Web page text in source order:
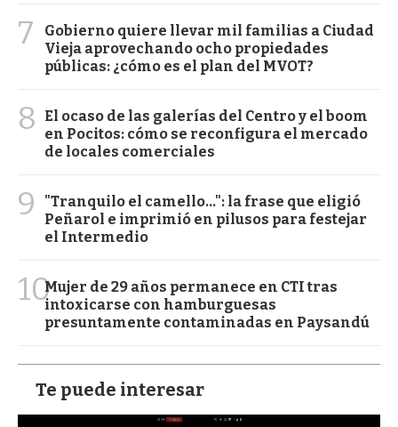
7
Gobierno quiere llevar mil familias a Ciudad
Vieja aprovechando ocho propiedades
públicas: ¿cómo es el plan del MVOT?
8
El ocaso de las galerías del Centro y el boom
en Pocitos: cómo se reconfigura el mercado
de locales comerciales
9
"Tranquilo el camello...": la frase que eligió
Peñarol e imprimió en pilusos para festejar
el Intermedio
10Mujer de 29 años permanece en CTI tras
intoxicarse con hamburguesas
presuntamente contaminadas en Paysandú
Te puede interesar